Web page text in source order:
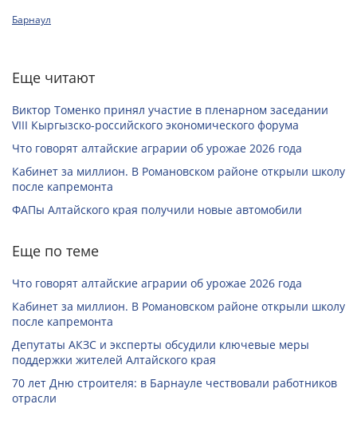
Барнаул
Еще читают
Виктор Томенко принял участие в пленарном заседании
VIII Кыргызско-российского экономического форума
Что говорят алтайские аграрии об урожае 2026 года
Кабинет за миллион. В Романовском районе открыли школу
после капремонта
ФАПы Алтайского края получили новые автомобили
Еще по теме
Что говорят алтайские аграрии об урожае 2026 года
Кабинет за миллион. В Романовском районе открыли школу
после капремонта
Депутаты АКЗС и эксперты обсудили ключевые меры
поддержки жителей Алтайского края
70 лет Дню строителя: в Барнауле чествовали работников
отрасли